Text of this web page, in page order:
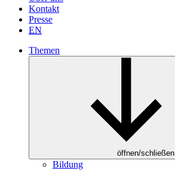
Kontakt
Presse
EN
Themen
öffnen/schließen
Bildung